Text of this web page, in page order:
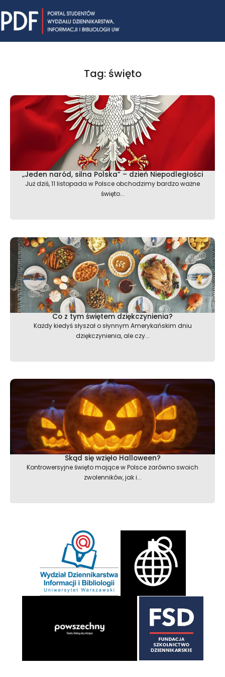
to
content
Tag: święto
„Jeden naród, silna Polska” – dzień Niepodległości
Już dziś, 11 listopada w Polsce obchodzimy bardzo ważne
święto...
Co z tym świętem dziękczynienia?
Każdy kiedyś słyszał o słynnym Amerykańskim dniu
dziękczynienia, ale czy...
Skąd się wzięło Halloween?
Kontrowersyjne święto mające w Polsce zarówno swoich
zwolenników, jak i...